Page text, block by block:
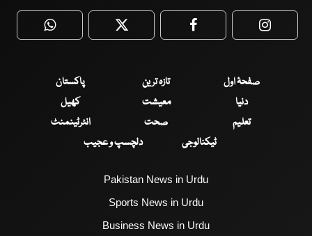
WhatsApp Twitter Facebook
صفحۂ اول تازہ ترین
پاکستان
دنیا
معیشت
کھیل
تعلیم
صحت
انٹرٹینمنٹ
ٹیکنالوجی
دلچسپ و عجیب
Pakistan News in Urdu
Sports News in Urdu
Business News in Urdu